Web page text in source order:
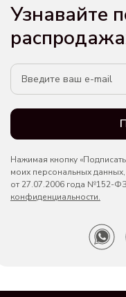
Узнавайте
Нажимая кнопку
моих персональных
от 27.07.2006 года №152-
конфиденциальности.